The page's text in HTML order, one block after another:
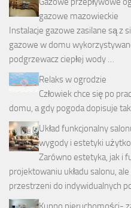
gazowe mazowieckie
Instalacje gazowe zasilane są z
gazowe w domu
podgrzewacz ciepłej wody …
Relaks w ogrodzie
Człowiek chce się po
domu, a gdy pogoda dopisuje
Układ funkcjonalny
wygody i estetyki
Zarówno estetyka, jak i
projektowaniu układu salonu,
przestrzeni do indywidualnych